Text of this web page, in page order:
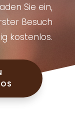
Sie ein,
Besuch
kostenlos.